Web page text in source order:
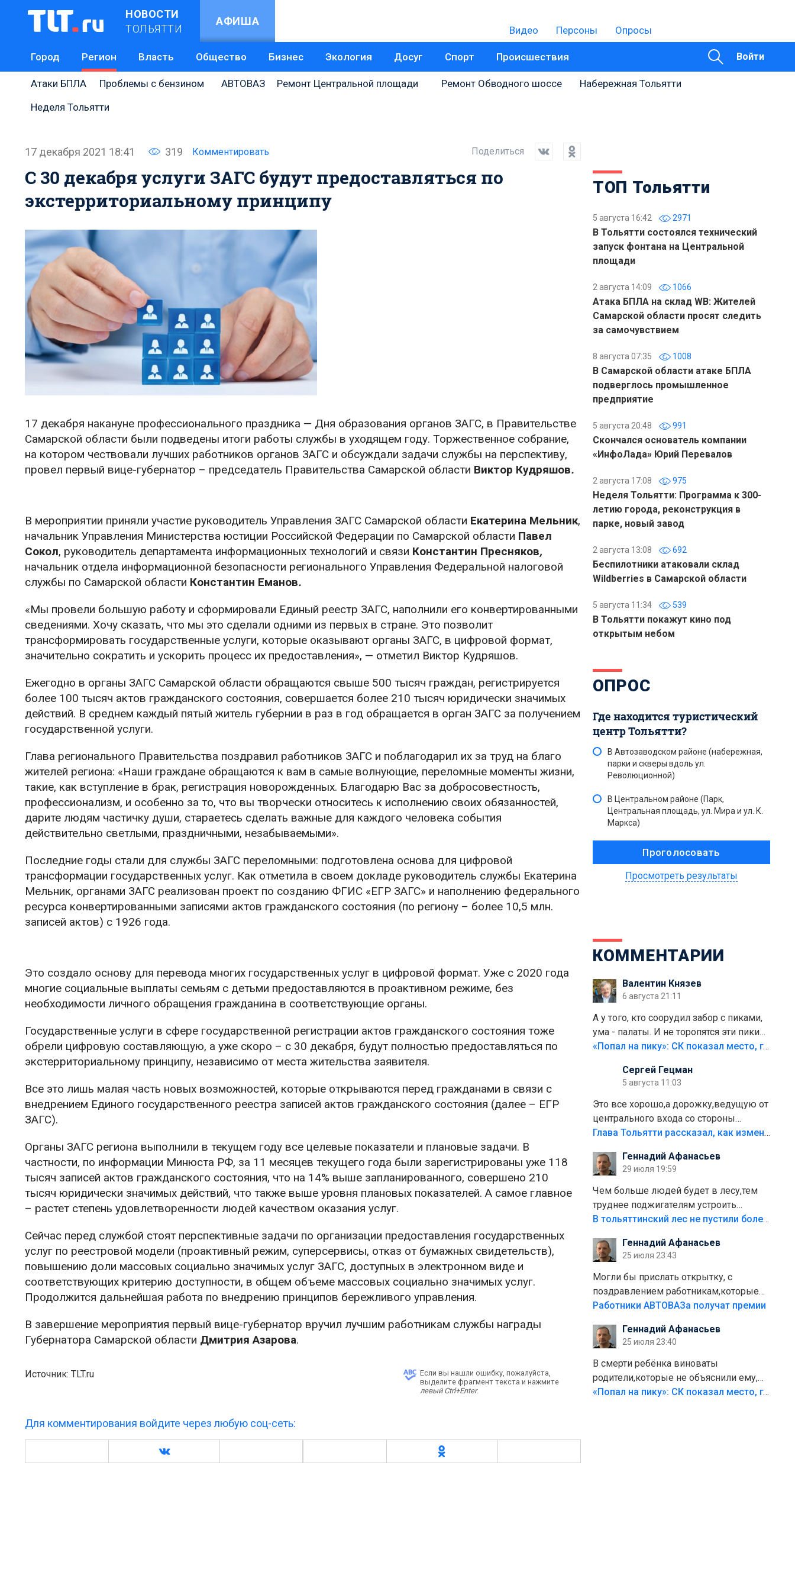
НОВОСТИ
ТОЛЬЯТТИ
АФИША
Видео Персоны Опросы
Город Регион Власть Общество Бизнес Экология Досуг Спорт Происшествия Войти
Атаки БПЛА Проблемы с бензином АВТОВАЗ Ремонт Центральной площади Ремонт Обводного шоссе
Набережная Тольятти
Неделя Тольятти
17 декабря 2021 18:41 319 Комментировать Поделиться
С 30 декабря услуги ЗАГС будут предоставляться по
экстерриториальному принципу
17 декабря накануне профессионального праздника — Дня образования органов ЗАГС, в Правительстве
Самарской области были подведены итоги работы службы в уходящем году. Торжественное собрание,
на котором чествовали лучших работников органов ЗАГС и обсуждали задачи службы на перспективу,
провел первый вице-губернатор – председатель Правительства Самарской области Виктор Кудряшов.
В мероприятии приняли участие руководитель Управления ЗАГС Самарской области Екатерина Мельник,
начальник Управления Министерства юстиции Российской Федерации по Самарской области Павел
Сокол, руководитель департамента информационных технологий и связи Константин Пресняков,
начальник отдела информационной безопасности регионального Управления Федеральной налоговой
службы по Самарской области Константин Еманов.
«Мы провели большую работу и сформировали Единый реестр ЗАГС, наполнили его конвертированными
сведениями. Хочу сказать, что мы это сделали одними из первых в стране. Это позволит
трансформировать государственные услуги, которые оказывают органы ЗАГС, в цифровой формат,
значительно сократить и ускорить процесс их предоставления», — отметил Виктор Кудряшов.
Ежегодно в органы ЗАГС Самарской области обращаются свыше 500 тысяч граждан, регистрируется
более 100 тысяч актов гражданского состояния, совершается более 210 тысяч юридически значимых
действий. В среднем каждый пятый житель губернии в раз в год обращается в орган ЗАГС за получением
государственной услуги.
Глава регионального Правительства поздравил работников ЗАГС и поблагодарил их за труд на благо
жителей региона: «Наши граждане обращаются к вам в самые волнующие, переломные моменты жизни,
такие, как вступление в брак, регистрация новорожденных. Благодарю Вас за добросовестность,
профессионализм, и особенно за то, что вы творчески относитесь к исполнению своих обязанностей,
дарите людям частичку души, стараетесь сделать важные для каждого человека события
действительно светлыми, праздничными, незабываемыми».
Последние годы стали для службы ЗАГС переломными: подготовлена основа для цифровой
трансформации государственных услуг. Как отметила в своем докладе руководитель службы Екатерина
Мельник, органами ЗАГС реализован проект по созданию ФГИС «ЕГР ЗАГС» и наполнению федерального
ресурса конвертированными записями актов гражданского состояния (по региону – более 10,5 млн.
записей актов) с 1926 года.
Это создало основу для перевода многих государственных услуг в цифровой формат. Уже с 2020 года
многие социальные выплаты семьям с детьми предоставляются в проактивном режиме, без
необходимости личного обращения гражданина в соответствующие органы.
Государственные услуги в сфере государственной регистрации актов гражданского состояния тоже
обрели цифровую составляющую, а уже скоро – с 30 декабря, будут полностью предоставляться по
экстерриториальному принципу, независимо от места жительства заявителя.
Все это лишь малая часть новых возможностей, которые открываются перед гражданами в связи с
внедрением Единого государственного реестра записей актов гражданского состояния (далее – ЕГР
ЗАГС).
Органы ЗАГС региона выполнили в текущем году все целевые показатели и плановые задачи. В
частности, по информации Минюста РФ, за 11 месяцев текущего года были зарегистрированы уже 118
тысяч записей актов гражданского состояния, что на 14% выше запланированного, совершено 210
тысяч юридически значимых действий, что также выше уровня плановых показателей. А самое главное
– растет степень удовлетворенности людей качеством оказания услуг.
Сейчас перед службой стоят перспективные задачи по организации предоставления государственных
услуг по реестровой модели (проактивный режим, суперсервисы, отказ от бумажных свидетельств),
повышению доли массовых социально значимых услуг ЗАГС, доступных в электронном виде и
соответствующих критерию доступности, в общем объеме массовых социально значимых услуг.
Продолжится дальнейшая работа по внедрению принципов бережливого управления.
В завершение мероприятия первый вице-губернатор вручил лучшим работникам службы награды
Губернатора Самарской области Дмитрия Азарова.
Источник: TLT.ru
Если вы нашли ошибку, пожалуйста,
выделите фрагмент текста и нажмите
левый Ctrl+Enter.
Для комментирования войдите через любую соц-сеть:
ТОП Тольятти
5 августа 16:42 2971
В Тольятти состоялся технический
запуск фонтана на Центральной
площади
2 августа 14:09 1066
Атака БПЛА на склад WB: Жителей
Самарской области просят следить
за самочувствием
8 августа 07:35 1008
В Самарской области атаке БПЛА
подверглось промышленное
предприятие
5 августа 20:48 991
Скончался основатель компании
«ИнфоЛада» Юрий Перевалов
2 августа 17:08 975
Неделя Тольятти: Программа к 300-
летию города, реконструкция в
парке, новый завод
2 августа 13:08 692
Беспилотники атаковали склад
Wildberries в Самарской области
5 августа 11:34 539
В Тольятти покажут кино под
открытым небом
ОПРОС
Где находится туристический
центр Тольятти?
В Автозаводском районе (набережная,
парки и скверы вдоль ул.
Революционной)
В Центральном районе (Парк,
Центральная площадь, ул. Мира и ул. К.
Маркса)
Просмотреть результаты
КОММЕНТАРИИ
Валентин Князев
6 августа 21:11
А у того, кто соорудил забор с пиками,
ума - палаты. И не торопятся эти пики
срезать
«Попал на пику»: СК показал место, где был смертельно травмирован ребенок в Тольятти
Сергей Гецман
5 августа 11:03
Это все хорошо,а дорожку,ведущую от
центрального входа со стороны
кафе"Мираж" к аттракционам слабо
плитки не хватило,т.к.осенью и зимой
лежала в парке и испортилась.Да
еще,видимо,часть украли.
Глава Тольятти рассказал, как изменится парк Центрального района
Геннадий Афанасьев
29 июля 19:59
Чем больше людей будет в лесу,тем
труднее поджигателям устроить
пожар.Тех кто разводит костры,тех
полно стоит,почему водители всё
равно едут в лес? Штрафы мизерные.
В тольяттинский лес не пустили более тысячи автомобилей
Геннадий Афанасьев
25 июля 23:43
Могли бы прислать открытку, с
поздравлением работникам,которые
больше сорока лет отработали на
Работники АВТОВАЗа получат премии
Геннадий Афанасьев
25 июля 23:40
В смерти ребёнка виноваты
родители,которые не объяснили ему,
что такое хорошо и что такое плохо!
«Попал на пику»: СК показал место, где был смертельно травмирован ребенок в Тольятти